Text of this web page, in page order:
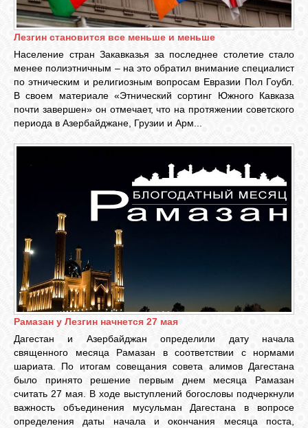
МУЗЫКА
САЙТЫ
ВОПРОСЫ /
ВХОД
RSS
VK
Лезгин становится все меньше и меньше
Население стран Закавказья за последнее столетие стало
менее полиэтничным – на это обратил внимание специалист
по этническим и религиозным вопросам Евразии Пол Гоубл.
В своем материале «Этнический сортинг Южного Кавказа
почти завершен» он отмечает, что на протяжении советского
периода в Азербайджане, Грузии и Арм...
Рамазан у Лезгин начнется 27 мая
Дагестан и Азербайджан определили дату начала
священного месяца Рамазан в соответствии с нормами
шариата. По итогам совещания совета алимов Дагестана
было принято решение первым днем месяца Рамазан
считать 27 мая. В ходе выступлений богословы подчеркнули
важность объединения мусульман Дагестана в вопросе
определения даты начала и окончания месяца поста,